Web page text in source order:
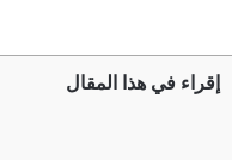
إقراء في هذا المقال